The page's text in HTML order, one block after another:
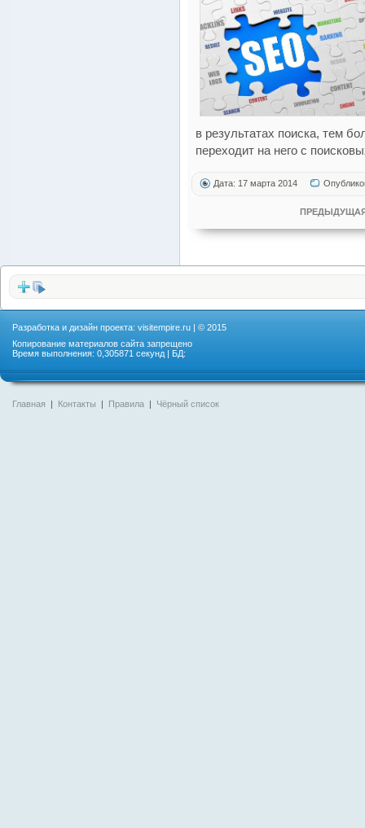
в результатах поиска, тем
переходит на него с
Дата: 17 марта 2014
Разработка и дизайн проекта: visitempire.ru | © 2015
Копирование материалов сайта запрещено
Время выполнения: 0,305871 секунд | БД:
Главная | Контакты | Правила | Чёрный список